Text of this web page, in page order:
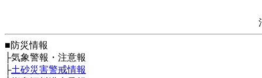
■防災情報
├気象警報・注意報
├土砂災害警戒情報